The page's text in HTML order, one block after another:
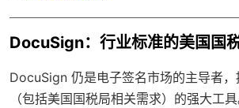
DocuSign：行业标准的美国国
DocuSign 仍是电子签名市场的主导者
（包括美国国税局相关需求）的强大工